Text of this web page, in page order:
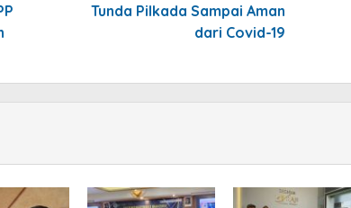
Tunda Pilkada Sampai Aman
dari Covid-19